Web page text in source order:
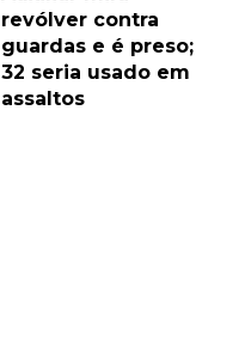
revólver contra
guardas e é preso;
32 seria usado em
assaltos